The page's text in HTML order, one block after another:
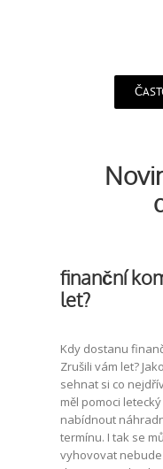
finanční
let?
Kdy dostanu
Zrušili vám let?
sehnat si co
měl pomoci
nabídnout
termínu. I tak se
vyhovovat